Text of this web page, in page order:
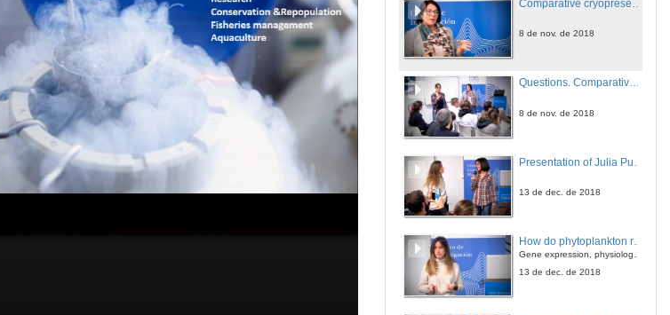
8 de nov. de 2018
Questions. Comparative cryopreservation of molluscs
8 de nov. de 2018
13 de dec. de 2018
How do phytoplankton respond to a CO₂ increase
Gene expression, physiology and community structure of phytoplankton under future CO₂ conditions
13 de dec. de 2018